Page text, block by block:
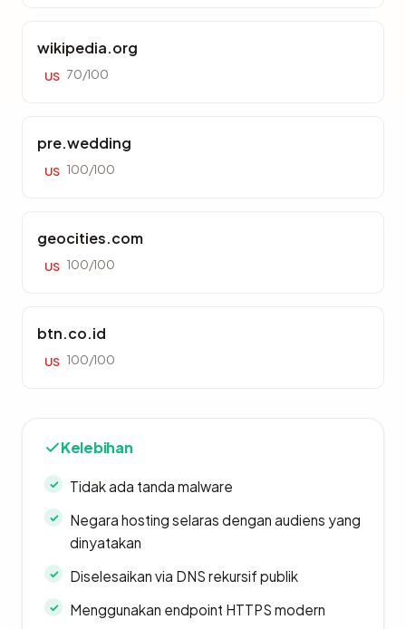
wikipedia.org
US 70/100
pre.wedding
US 100/100
geocities.com
US 100/100
btn.co.id
US 100/100
Kelebihan
Tidak ada tanda malware
Negara hosting selaras dengan audiens yang
dinyatakan
Diselesaikan via DNS rekursif publik
Menggunakan endpoint HTTPS modern